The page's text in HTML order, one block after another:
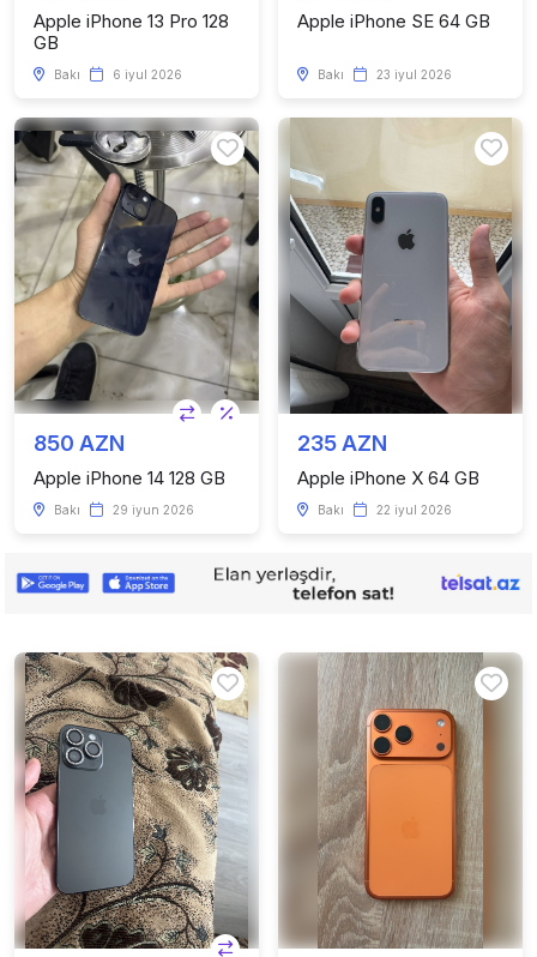
Apple iPhone 13 Pro 128
GB
Bakı 6 iyul 2026
Apple iPhone SE 64 GB
Bakı 23 iyul 2026
850 AZN
Apple iPhone 14 128 GB
Bakı 29 iyun 2026
235 AZN
Apple iPhone X 64 GB
Bakı 22 iyul 2026